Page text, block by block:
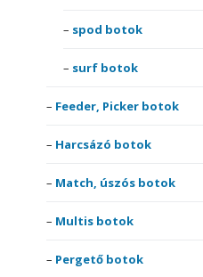
spod botok
surf botok
Feeder, Picker botok
Harcsázó botok
Match, úszós botok
Multis botok
Pergető botok